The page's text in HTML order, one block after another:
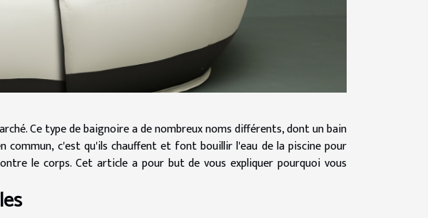
Ce type de baignoire a de nombreux noms différents, dont un bain
commun, c'est qu'ils chauffent et font bouillir l'eau de la piscine pour
le corps. Cet article a pour but de vous expliquer pourquoi vous